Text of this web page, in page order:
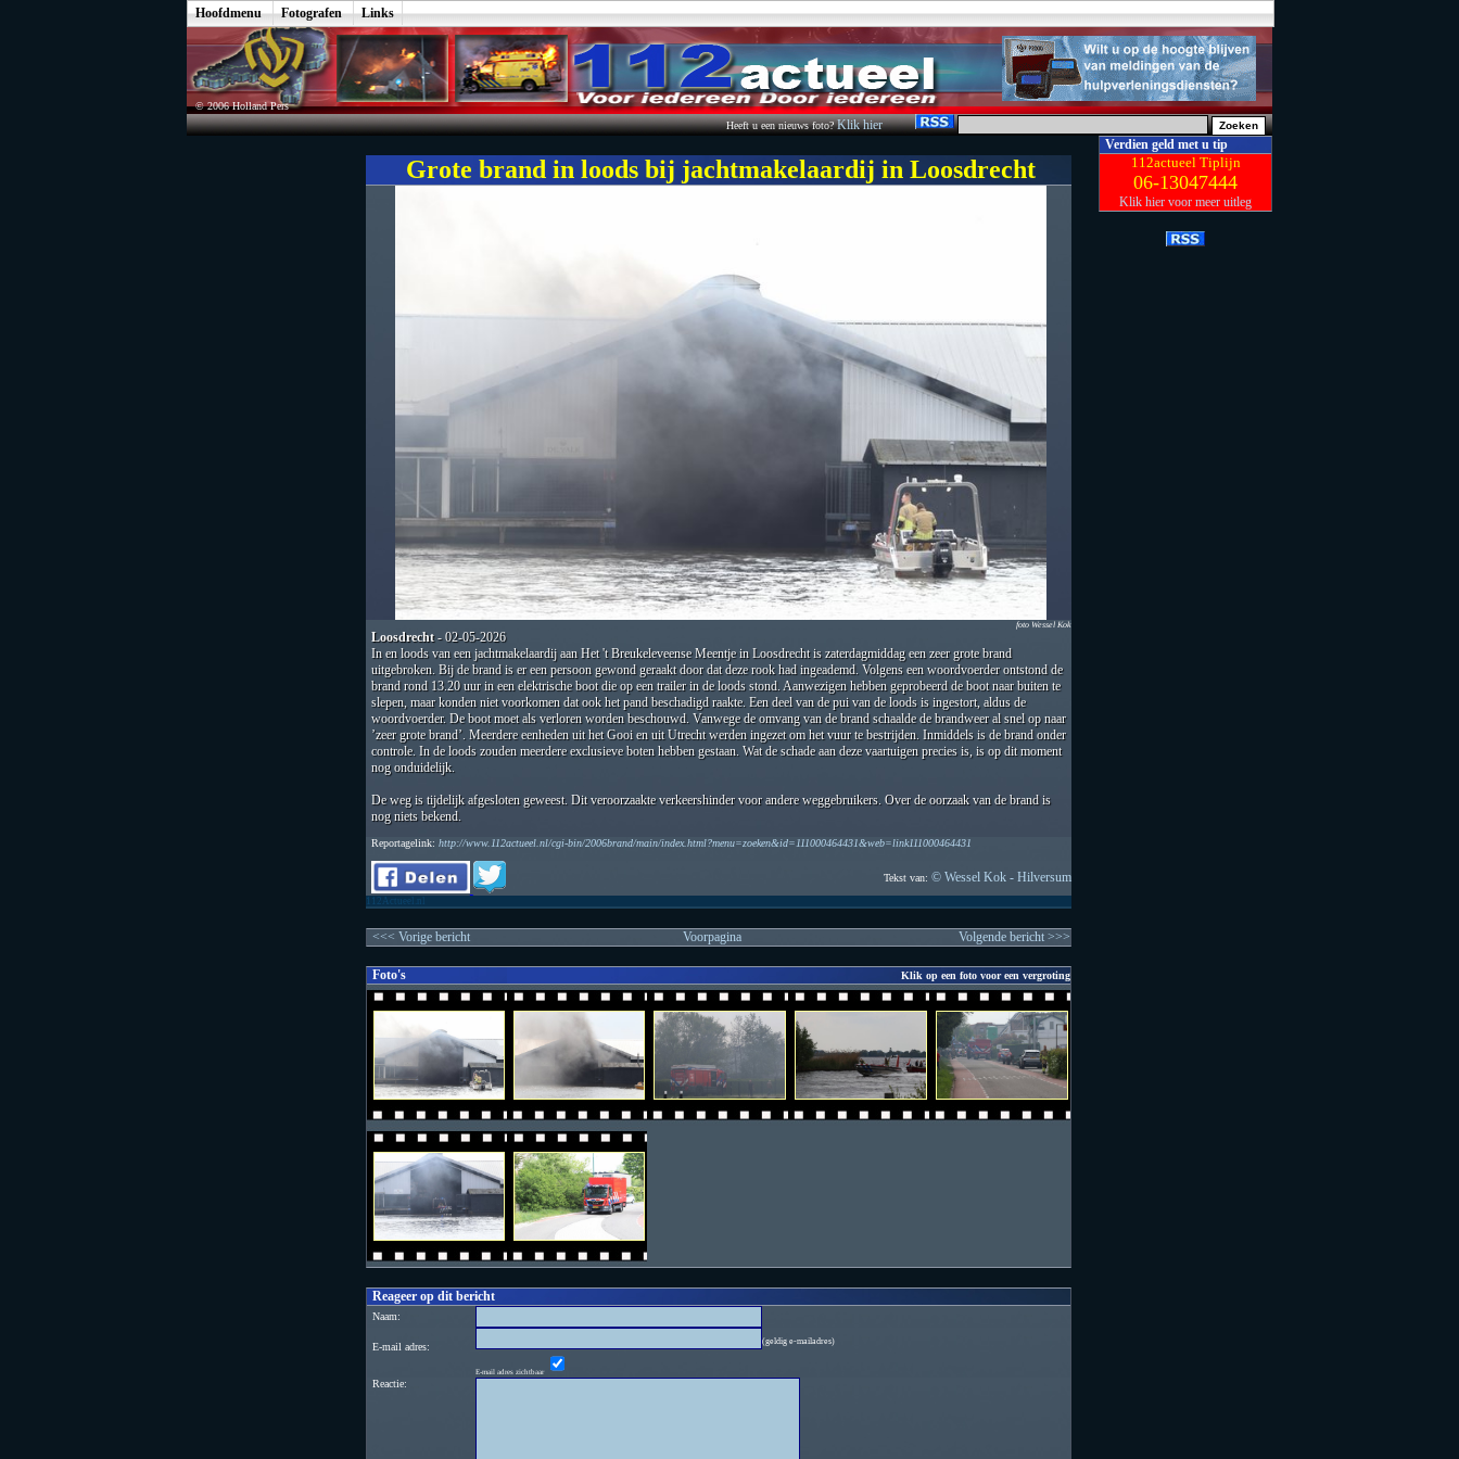
Hoofdmenu Fotografen Links
© 2006 Holland Pers
Heeft u een nieuws foto?Klik hier
Grote brand in loods bij jachtmakelaardij in Loosdrecht
foto Wessel Kok
Loosdrecht- 02-05-2026
In en loods van een jachtmakelaardij aan Het 't Breukeleveense Meentje in Loosdrecht is zaterdagmiddag een zeer grote brand
uitgebroken. Bij de brand is er een persoon gewond geraakt door dat deze rook had ingeademd. Volgens een woordvoerder ontstond de
brand rond 13.20 uur in een elektrische boot die op een trailer in de loods stond. Aanwezigen hebben geprobeerd de boot naar buiten te
slepen, maar konden niet voorkomen dat ook het pand beschadigd raakte. Een deel van de pui van de loods is ingestort, aldus de
woordvoerder. De boot moet als verloren worden beschouwd. Vanwege de omvang van de brand schaalde de brandweer al snel op naar
’zeer grote brand’. Meerdere eenheden uit het Gooi en uit Utrecht werden ingezet om het vuur te bestrijden. Inmiddels is de brand onder
controle. In de loods zouden meerdere exclusieve boten hebben gestaan. Wat de schade aan deze vaartuigen precies is, is op dit moment
nog onduidelijk.
De weg is tijdelijk afgesloten geweest. Dit veroorzaakte verkeershinder voor andere weggebruikers. Over de oorzaak van de brand is
nog niets bekend.
Reportagelink: http://www.112actueel.nl/cgi-bin/2006brand/main/index.html?menu=zoeken&id=111000464431&web=link111000464431
Tekst van: © Wessel Kok - Hilversum
112Actueel.nl
<<< Vorige bericht Voorpagina Volgende bericht >>>
Foto's Klik op een foto voor een vergroting
Reageer op dit bericht
Naam:
E-mail adres: (geldig e-mailadres)
E-mail adres zichtbaar
Reactie:
Verdien geld met u tip
112actueel Tiplijn
06-13047444
Klik hier voor meer uitleg